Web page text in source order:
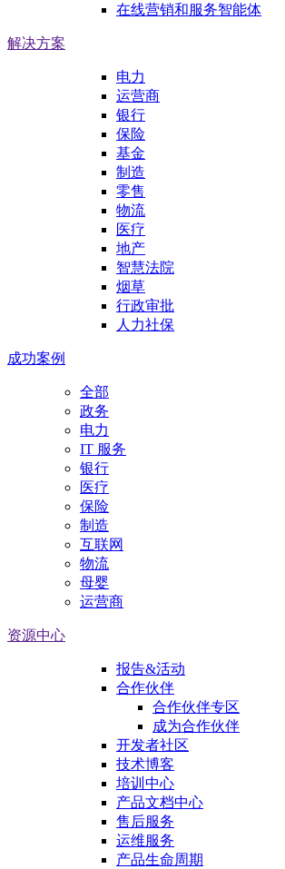
在线营销和服务智能体
解决方案
电力
运营商
银行
保险
基金
制造
零售
物流
医疗
地产
智慧法院
烟草
行政审批
人力社保
成功案例
全部
政务
电力
IT 服务
银行
医疗
保险
制造
互联网
物流
母婴
运营商
资源中心
报告&活动
合作伙伴
合作伙伴专区
成为合作伙伴
开发者社区
技术博客
培训中心
产品文档中心
售后服务
运维服务
产品生命周期